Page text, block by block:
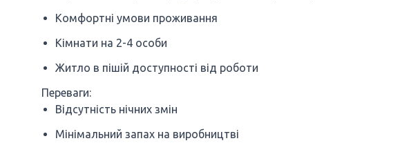
Комфортні умови проживання
Кімнати на 2-4 особи
Житло в пішій доступності від роботи
Переваги:
Відсутність нічних змін
Мінімальний запах на виробництві